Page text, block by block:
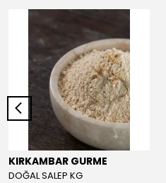
KIRKAMBAR GURME
DOĞAL SALEP KG